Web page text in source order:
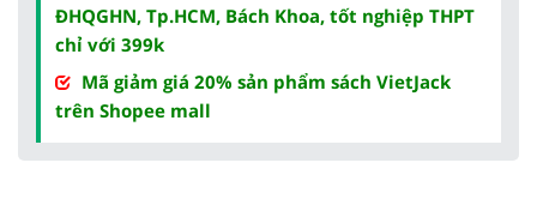
ĐHQGHN, Tp.HCM, Bách Khoa, tốt nghiệp THPT
chỉ với 399k
Mã giảm giá 20% sản phẩm sách VietJack
trên Shopee mall